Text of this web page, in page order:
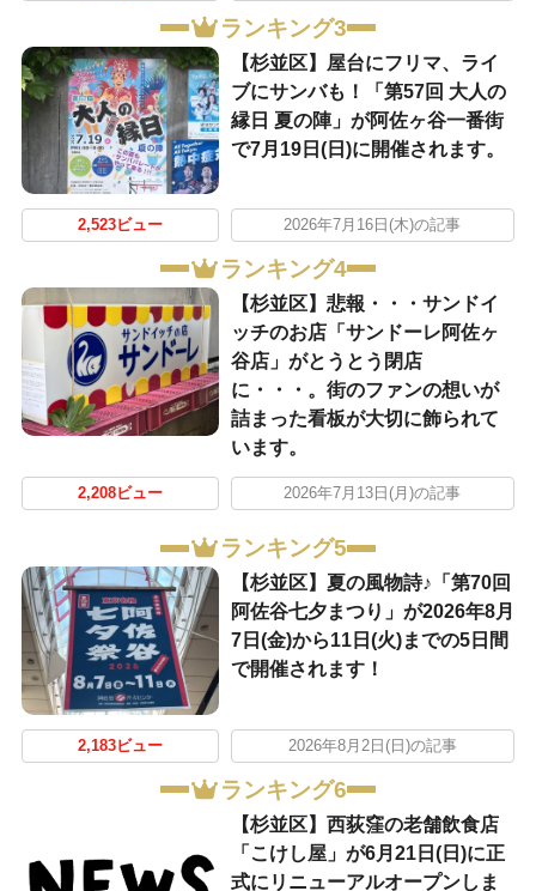
ランキング3
【杉並区】屋台にフリマ、ライ
ブにサンバも！「第57回 大人の
縁日 夏の陣」が阿佐ヶ谷一番街
で7月19日(日)に開催されます。
2,523ビュー 2026年7月16日(木)の記事
ランキング4
【杉並区】悲報・・・サンドイ
ッチのお店「サンドーレ阿佐ヶ
谷店」がとうとう閉店
に・・・。街のファンの想いが
詰まった看板が大切に飾られて
います。
2,208ビュー 2026年7月13日(月)の記事
ランキング5
【杉並区】夏の風物詩♪「第70回
阿佐谷七夕まつり」が2026年8月
7日(金)から11日(火)までの5日間
で開催されます！
2,183ビュー 2026年8月2日(日)の記事
ランキング6
【杉並区】西荻窪の老舗飲食店
「こけし屋」が6月21日(日)に正
式にリニューアルオープンしま